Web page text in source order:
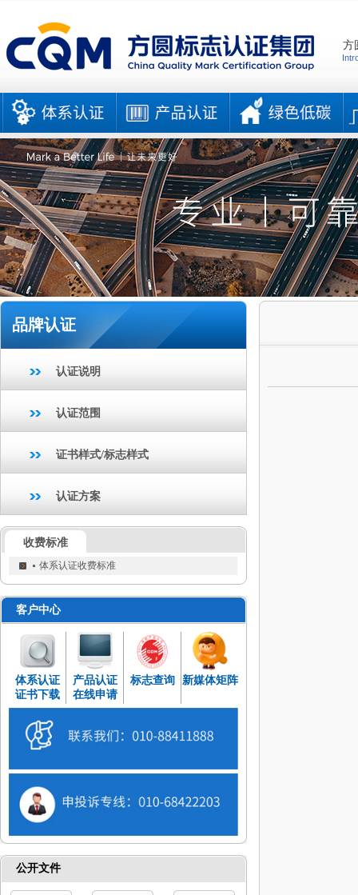
方
品牌认证
认证说明
认证范围
证书样式/标志样式
认证方案
收费标准
体系认证收费标准
客户中心
体系认证
证书下载
产品认证
在线申请
标志查询 新媒体矩阵
公开文件